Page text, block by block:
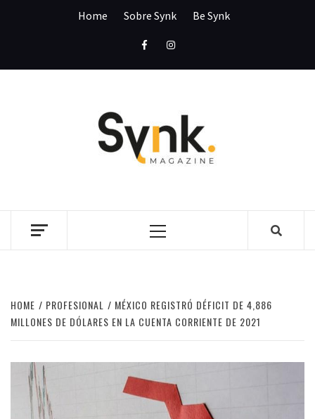
Home Sobre Synk Be Synk
FacebookInstagram
Primary
HOME PROFESIONAL
MÉXICO REGISTRÓ DÉFICIT DE 4,886
MILLONES DE DÓLARES EN LA CUENTA CORRIENTE DE 2021